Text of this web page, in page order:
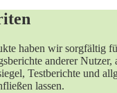
anderer Nutzer,
Testberichte und
lassen.